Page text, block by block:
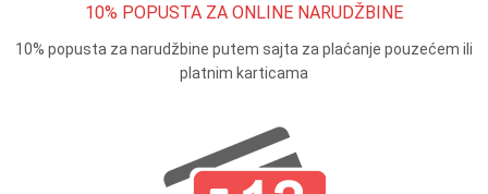
10% POPUSTA ZA ONLINE NARUDŽBINE
10% popusta za narudžbine putem sajta za plaćanje pouzećem ili
platnim karticama